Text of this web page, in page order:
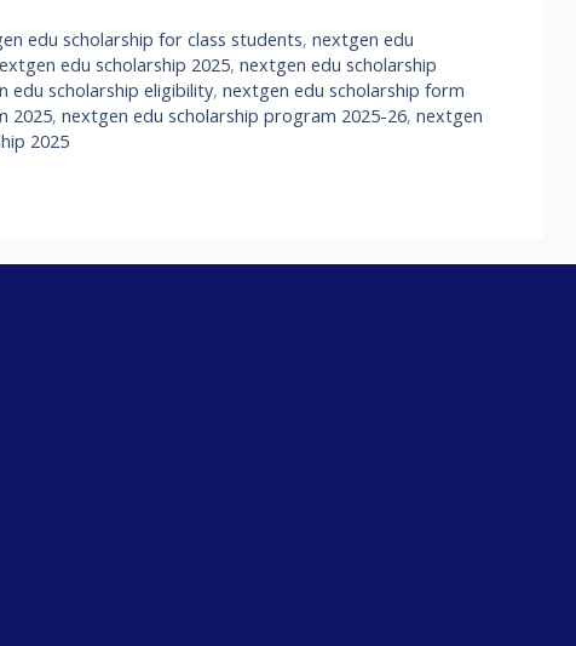
edu scholarship for class students,nextgen edu
edu scholarship 2025, nextgen edu scholarship
edu scholarship eligibility, nextgen edu scholarship form
2025, nextgen edu scholarship program 2025-26, nextgen
2025